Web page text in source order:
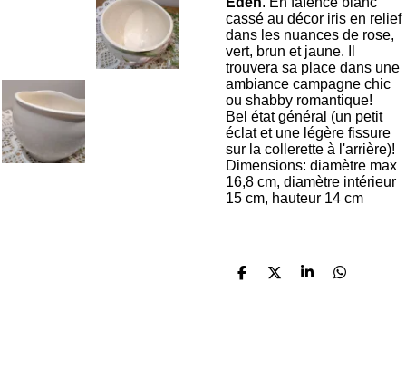
cassé au décor iris en relief
dans les nuances de rose,
vert, brun et jaune. Il
trouvera sa place dans une
ambiance campagne chic
ou shabby romantique!
Bel état général (un petit
éclat et une légère fissure
sur la collerette à l'arrière)!
Dimensions: diamètre max
16,8 cm, diamètre intérieur
15 cm, hauteur 14 cm
P
P
P
P